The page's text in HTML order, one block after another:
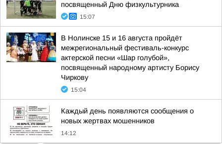
посвященный Дню физкультурника
15:07
В Нолинске 15 и 16 августа пройдёт
межрегиональный фестиваль-конкурс
актерской песни «Шар голубой»,
посвященный народному артисту Борису
Чиркову
15:04
Каждый день появляются сообщения о
новых жертвах мошенников
14:12